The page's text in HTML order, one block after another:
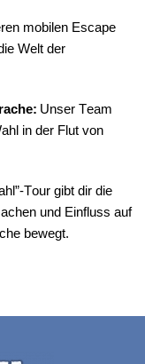
mobilen Escape
Welt der
Unser Team
in der Flut von
Tour gibt dir die
und Einfluss auf
bewegt.